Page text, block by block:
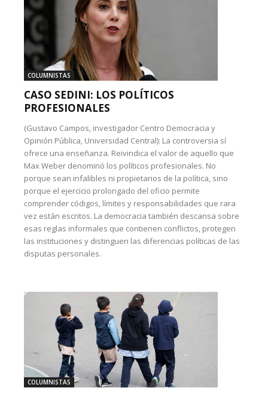
COLUMNISTAS
CASO SEDINI: LOS POLÍTICOS
PROFESIONALES
(Gustavo Campos, investigador Centro Democracia y
Opinión Pública, Universidad Central): La controversia sí
ofrece una enseñanza. Reivindica el valor de aquello que
Max Weber denominó los políticos profesionales. No
porque sean infalibles ni propietarios de la política, sino
porque el ejercicio prolongado del oficio permite
comprender códigos, límites y responsabilidades que rara
vez están escritos. La democracia también descansa sobre
esas reglas informales que contienen conflictos, protegen
las instituciones y distinguen las diferencias políticas de las
disputas personales.
COLUMNISTAS